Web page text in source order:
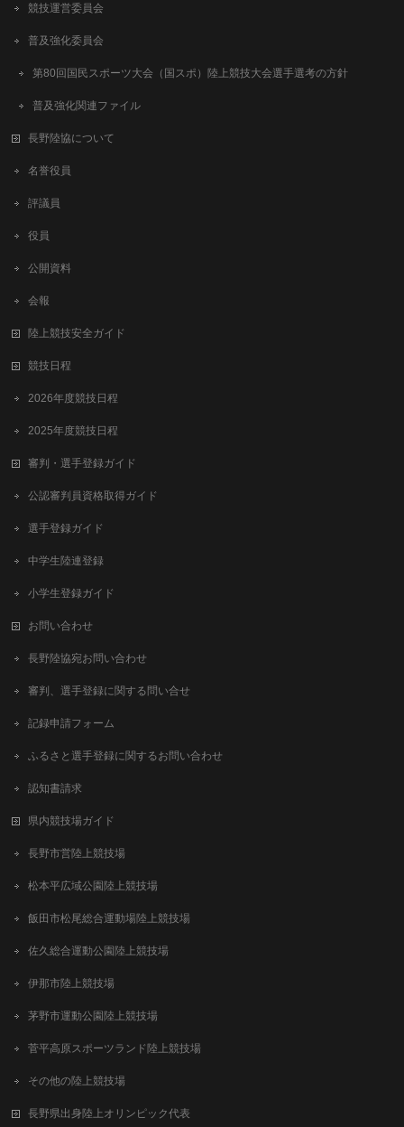
競技運営委員会
普及強化委員会
第80回国民スポーツ大会（国スポ）陸上競技大会選手選考の方針
普及強化関連ファイル
長野陸協について
名誉役員
評議員
役員
公開資料
会報
陸上競技安全ガイド
競技日程
2026年度競技日程
2025年度競技日程
審判・選手登録ガイド
公認審判員資格取得ガイド
選手登録ガイド
中学生陸連登録
小学生登録ガイド
お問い合わせ
長野陸協宛お問い合わせ
審判、選手登録に関する問い合せ
記録申請フォーム
ふるさと選手登録に関するお問い合わせ
認知書請求
県内競技場ガイド
長野市営陸上競技場
松本平広域公園陸上競技場
飯田市松尾総合運動場陸上競技場
佐久総合運動公園陸上競技場
伊那市陸上競技場
茅野市運動公園陸上競技場
菅平高原スポーツランド陸上競技場
その他の陸上競技場
長野県出身陸上オリンピック代表